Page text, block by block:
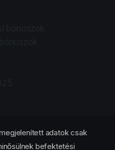
adatok csak
befektetési